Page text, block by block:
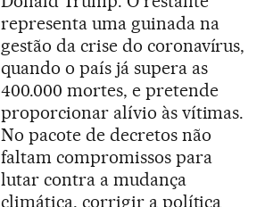
representa uma guinada na
gestão da crise do coronavírus,
quando o país já supera as
400.000 mortes, e pretende
proporcionar alívio às vítimas.
No pacote de decretos não
faltam compromissos para
lutar contra a mudança
climática, corrigir a política